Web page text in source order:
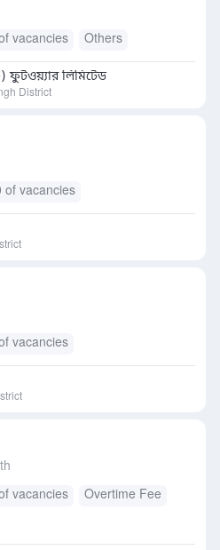
vacancies Others
ফুটওয়্যার লিমিটেড
District
of vacancies
vacancies
vacancies
Overtime Fee